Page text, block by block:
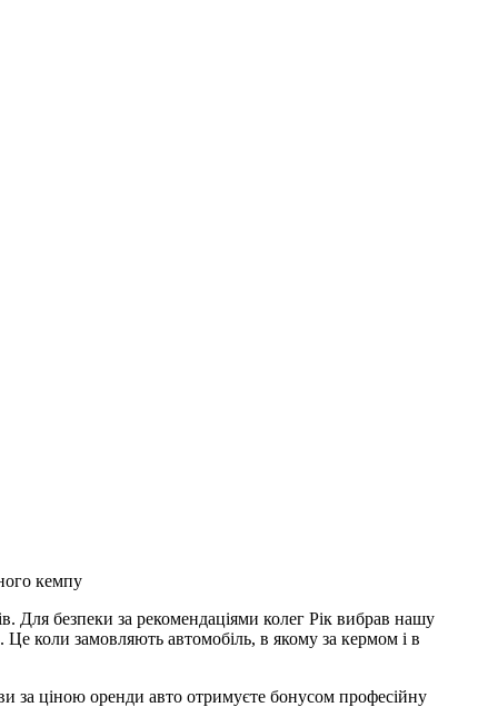
Для безпеки за рекомендаціями колег Рік вибрав нашу
Це коли замовляють автомобіль, в якому за кермом і в
за ціною оренди авто отримуєте бонусом професійну